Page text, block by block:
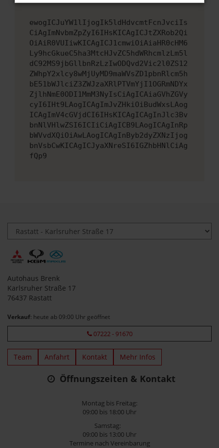
ewogICJuYW1lIjogIk5ldHdvcmtFcnJvciIs
CiAgImNvbmZpZyI6IHsKICAgICJtZXRob2Qi
OiAiR0VUIiwKICAgICJ1cmwiOiAiaHR0cHM6
Ly9hcGkueC5ha3MtcHJvZC5hdWRhcmlzLm5l
dC92MS9jbGllbnRzLzIwODQvd2Vic2l0ZS12
ZWhpY2xlcy8wMjUyMD9maWVsZD1pbnRlcm5h
bE51bWJlciZ3ZWJzaXRlPTVmYjI1OGRmNDYx
ZjlhNmE0ODI1MmM3NyIsCiAgICAiaGVhZGVy
cyI6IHt9LAogICAgImJvZHkiOiBudWxsLAog
ICAgImV4cGVjdCI6IHsKICAgICAgInJlc3Bv
bnNlVHlwZSI6ICIiCiAgICB9LAogICAgInRp
bWVvdXQiOiAwLAogICAgInByb2dyZXNzIjog
bnVsbCwKICAgICJyaXNreSI6IGZhbHNlCiAg
fQp9
Autohaus Brenk
Karlsruher Straße 17
76437 Rastatt
Verkauf: heute ab 09:00 Uhr geöffnet
07222 - 91670
Team Anfahrt Kontakt Mehr Infos
Öffnungszeiten & Kontakt
Montag bis Freitag:
09:00 bis 18:00 Uhr
Samstag:
09:00 bis 13:00 Uhr
Termine nach Vereinbarung